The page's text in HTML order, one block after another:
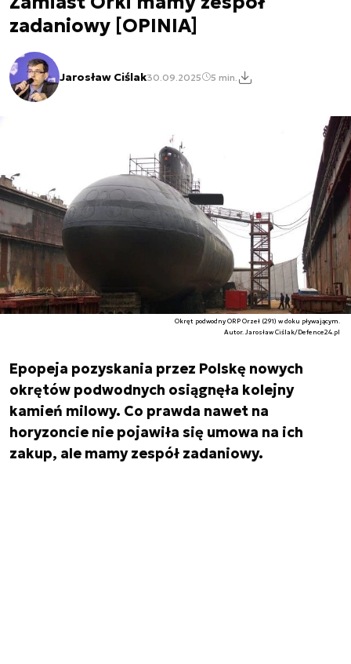
zadaniowy [OPINIA]
Jarosław Ciślak30.09.2025 5 min.
Okręt podwodny ORP Orzeł (291) w doku pływającym.
Autor. Jarosław Ciślak/Defence24.pl
Epopeja pozyskania przez Polskę nowych
okrętów podwodnych osiągnęła kolejny
kamień milowy. Co prawda nawet na
horyzoncie nie pojawiła się umowa na ich
zakup, ale mamy zespół zadaniowy.